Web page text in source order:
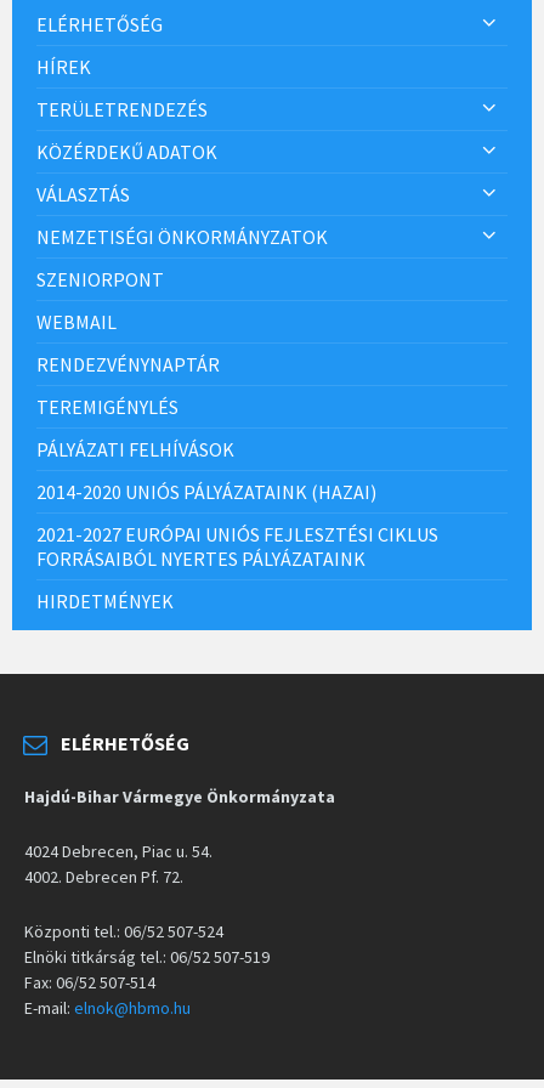
ELÉRHETŐSÉG
HÍREK
TERÜLETRENDEZÉS
KÖZÉRDEKŰ ADATOK
VÁLASZTÁS
NEMZETISÉGI ÖNKORMÁNYZATOK
SZENIORPONT
WEBMAIL
RENDEZVÉNYNAPTÁR
TEREMIGÉNYLÉS
PÁLYÁZATI FELHÍVÁSOK
2014-2020 UNIÓS PÁLYÁZATAINK (HAZAI)
2021-2027 EURÓPAI UNIÓS FEJLESZTÉSI CIKLUS
FORRÁSAIBÓL NYERTES PÁLYÁZATAINK
HIRDETMÉNYEK
ELÉRHETŐSÉG
Hajdú-Bihar Vármegye Önkormányzata
4024 Debrecen, Piac u. 54.
4002. Debrecen Pf. 72.
Központi tel.: 06/52 507-524
Elnöki titkárság tel.: 06/52 507-519
Fax: 06/52 507-514
E-mail: elnok@hbmo.hu